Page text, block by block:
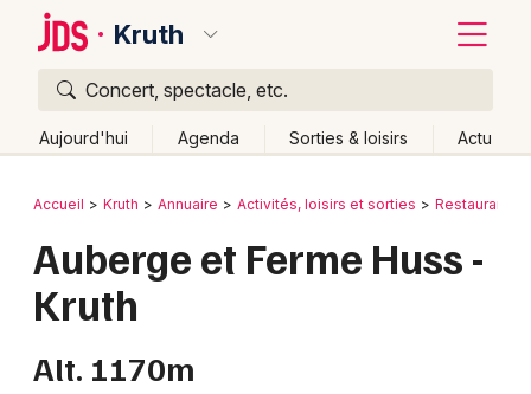
Kruth
Concert, spectacle, etc.
Aujourd'hui Agenda Sorties & loisirs Actu
Publier un événement
Bordeaux
Colmar
Retour
Accueil Kruth Annuaire Activités, loisirs et sorties Restaurant
Auberge et Ferme Huss -
Kruth
Alt. 1170m
Quoi ?
Où ?
Près de moi
Changer de lieu
Quand ?